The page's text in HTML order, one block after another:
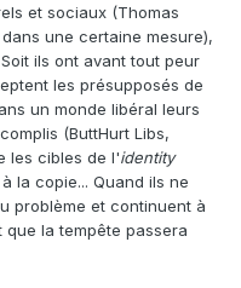
et sociaux (Thomas
une certaine mesure),
ils ont avant tout peur
les présupposés de
un monde libéral leurs
(ButtHurt Libs,
les cibles de l'identity
la copie... Quand ils ne
problème et continuent à
la tempête passera